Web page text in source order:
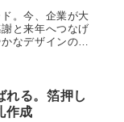
。今、企業が大
と来年へつなげ
なデザインのク
れる。箔押し
作成